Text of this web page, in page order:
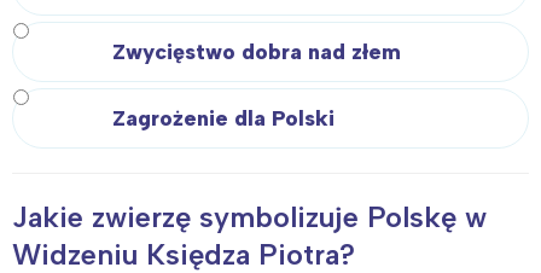
Zwycięstwo dobra nad złem
Zagrożenie dla Polski
Jakie zwierzę symbolizuje Polskę w
Widzeniu Księdza Piotra?